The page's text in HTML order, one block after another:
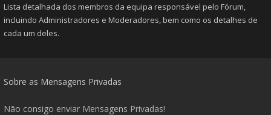
Lista detalhada dos membros da equipa responsável pelo Fórum,
incluindo Administradores e Moderadores, bem como os detalhes de
cada um deles.
Sobre as Mensagens Privadas
Não consigo enviar Mensagens Privadas!